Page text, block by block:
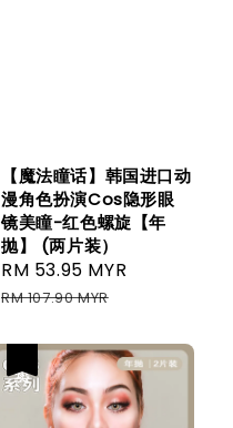
【魔法瞳话】韩国进口动
漫角色扮演Cos隐形眼
镜美瞳-红色螺旋【年
抛】 (两片装）
Sale
price
RM 53.95 MYR
RM 107.90 MYR